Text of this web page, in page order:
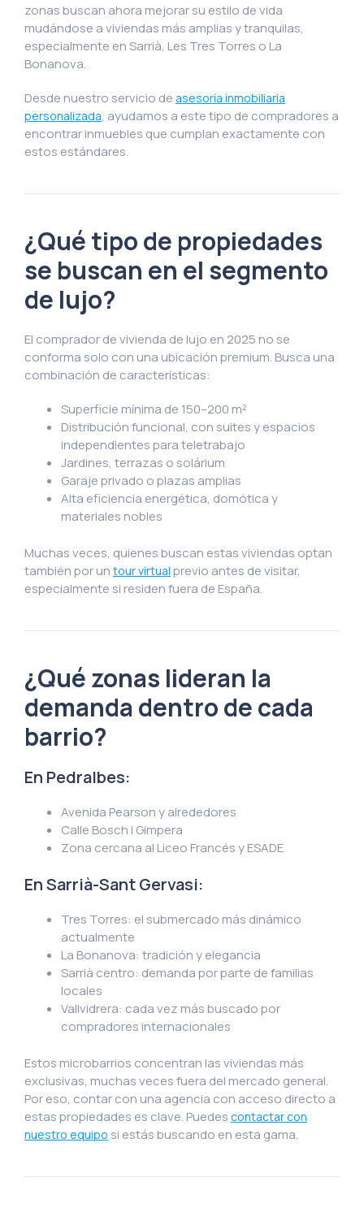
zonas buscan ahora mejorar su estilo de vida
mudándose a viviendas más amplias y tranquilas,
especialmente en Sarrià, Les Tres Torres o La
Bonanova.
Desde nuestro servicio de asesoría inmobiliaria
personalizada, ayudamos a este tipo de compradores a
encontrar inmuebles que cumplan exactamente con
estos estándares.
¿Qué tipo de propiedades
se buscan en el segmento
de lujo?
El comprador de vivienda de lujo en 2025 no se
conforma solo con una ubicación premium. Busca una
combinación de características:
Superficie mínima de 150–200 m²
Distribución funcional, con suites y espacios
independientes para teletrabajo
Jardines, terrazas o solárium
Garaje privado o plazas amplias
Alta eficiencia energética, domótica y
materiales nobles
Muchas veces, quienes buscan estas viviendas optan
también por un tour virtual previo antes de visitar,
especialmente si residen fuera de España.
¿Qué zonas lideran la
demanda dentro de cada
barrio?
En Pedralbes:
Avenida Pearson y alrededores
Calle Bosch i Gimpera
Zona cercana al Liceo Francés y ESADE
En Sarrià-Sant Gervasi:
Tres Torres: el submercado más dinámico
actualmente
La Bonanova: tradición y elegancia
Sarrià centro: demanda por parte de familias
locales
Vallvidrera: cada vez más buscado por
compradores internacionales
Estos microbarrios concentran las viviendas más
exclusivas, muchas veces fuera del mercado general.
Por eso, contar con una agencia con acceso directo a
estas propiedades es clave. Puedes contactar con
nuestro equipo si estás buscando en esta gama.